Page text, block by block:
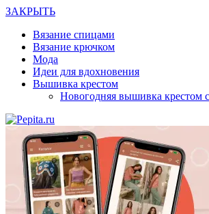
ЗАКРЫТЬ
Вязание спицами
Вязание крючком
Мода
Идеи для вдохновения
Вышивка крестом
Новогодняя вышивка крестом